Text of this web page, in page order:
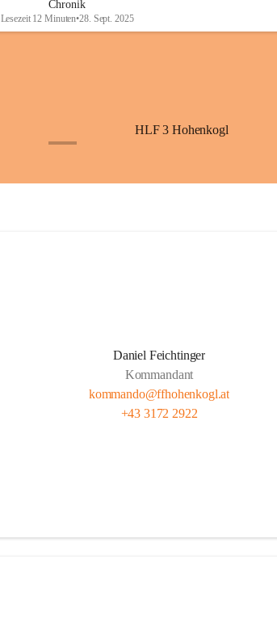
Chronik
Lesezeit 12 Minuten•28. Sept. 2025
HLF 3 Hohenkogl
Daniel Feichtinger
Kommandant
kommando@ffhohenkogl.at
+43 3172 2922